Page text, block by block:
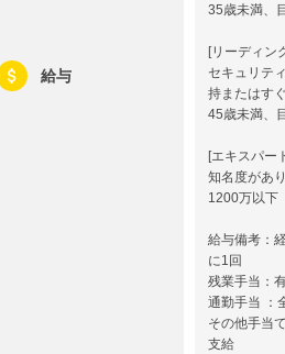
給与
35歳未満、
[リーディン
セキュリテ
持またはす
45歳未満、
[エキスパー
知名度があ
1200万以下
給与備考：
に1回
残業手当：
通勤手当 ：
その他手当
支給